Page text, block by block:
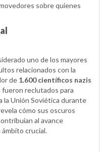
sobre quienes
uno de los mayores
relacionados con la
de 1.600 científicos nazis
reclutados para
la Unión Soviética durante
cómo sus oscuros
al avance
crucial.